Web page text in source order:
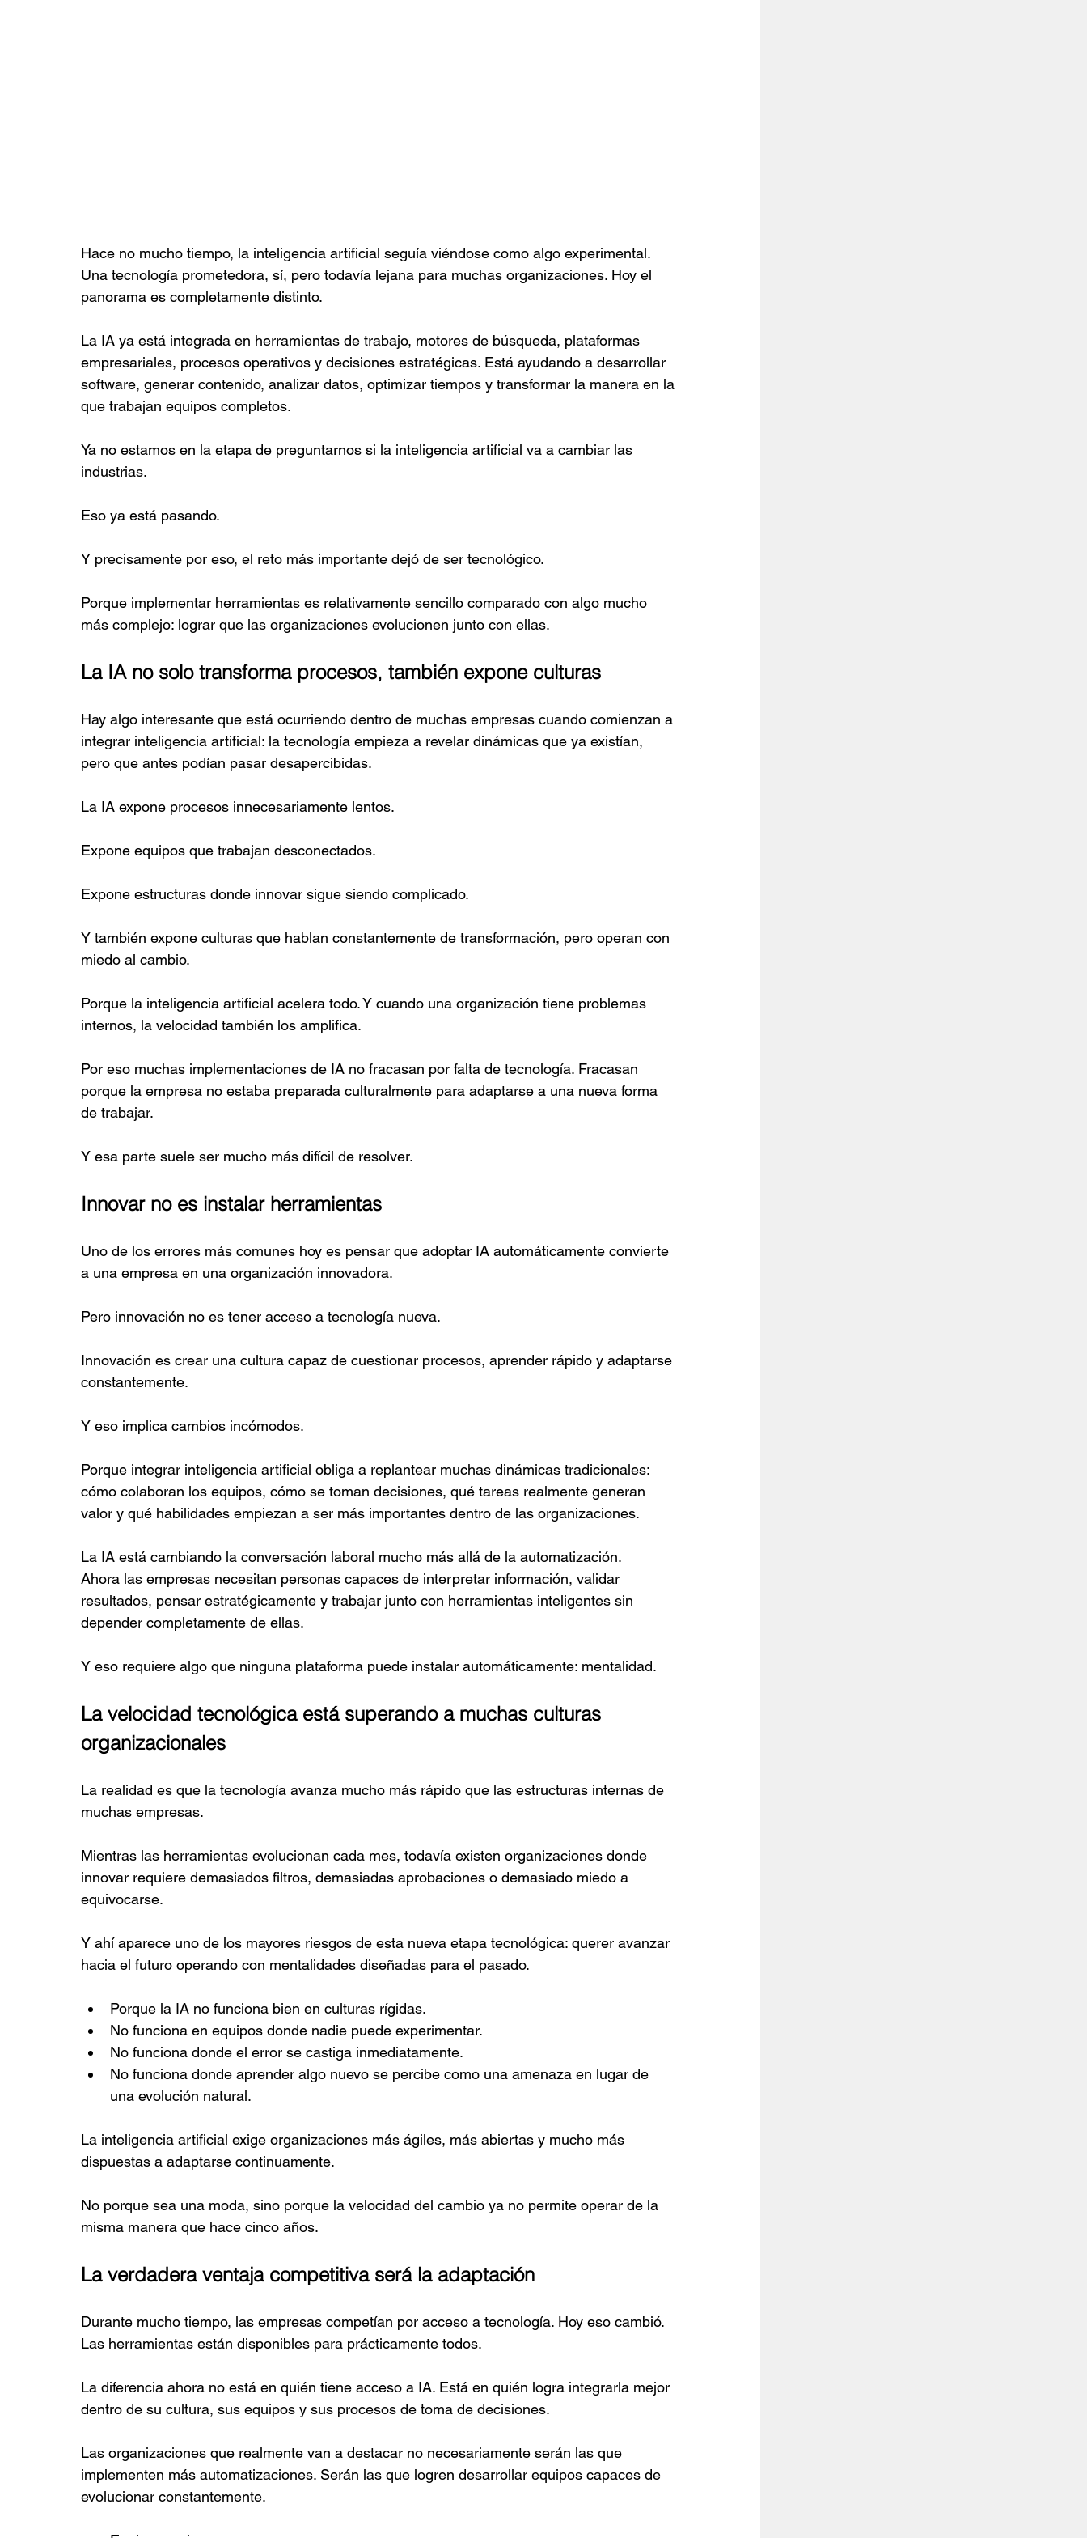
Hace no mucho tiempo, la inteligencia artificial seguía viéndose como algo experimental.
Una tecnología prometedora, sí, pero todavía lejana para muchas organizaciones. Hoy el
panorama es completamente distinto.
La IA ya está integrada en herramientas de trabajo, motores de búsqueda, plataformas
empresariales, procesos operativos y decisiones estratégicas. Está ayudando a desarrollar
software, generar contenido, analizar datos, optimizar tiempos y transformar la manera en la
que trabajan equipos completos.
Ya no estamos en la etapa de preguntarnos si la inteligencia artificial va a cambiar las
industrias.
Eso ya está pasando.
Y precisamente por eso, el reto más importante dejó de ser tecnológico.
Porque implementar herramientas es relativamente sencillo comparado con algo mucho
más complejo: lograr que las organizaciones evolucionen junto con ellas.
La IA no solo transforma procesos, también expone culturas
Hay algo interesante que está ocurriendo dentro de muchas empresas cuando comienzan a
integrar inteligencia artificial: la tecnología empieza a revelar dinámicas que ya existían,
pero que antes podían pasar desapercibidas.
La IA expone procesos innecesariamente lentos.
Expone equipos que trabajan desconectados.
Expone estructuras donde innovar sigue siendo complicado.
Y también expone culturas que hablan constantemente de transformación, pero operan con
miedo al cambio.
Porque la inteligencia artificial acelera todo. Y cuando una organización tiene problemas
internos, la velocidad también los amplifica.
Por eso muchas implementaciones de IA no fracasan por falta de tecnología. Fracasan
porque la empresa no estaba preparada culturalmente para adaptarse a una nueva forma
de trabajar.
Y esa parte suele ser mucho más difícil de resolver.
Innovar no es instalar herramientas
Uno de los errores más comunes hoy es pensar que adoptar IA automáticamente convierte
a una empresa en una organización innovadora.
Pero innovación no es tener acceso a tecnología nueva.
Innovación es crear una cultura capaz de cuestionar procesos, aprender rápido y adaptarse
constantemente.
Y eso implica cambios incómodos.
Porque integrar inteligencia artificial obliga a replantear muchas dinámicas tradicionales:
cómo colaboran los equipos, cómo se toman decisiones, qué tareas realmente generan
valor y qué habilidades empiezan a ser más importantes dentro de las organizaciones.
La IA está cambiando la conversación laboral mucho más allá de la automatización.
Ahora las empresas necesitan personas capaces de interpretar información, validar
resultados, pensar estratégicamente y trabajar junto con herramientas inteligentes sin
depender completamente de ellas.
Y eso requiere algo que ninguna plataforma puede instalar automáticamente: mentalidad.
La velocidad tecnológica está superando a muchas culturas
organizacionales
La realidad es que la tecnología avanza mucho más rápido que las estructuras internas de
muchas empresas.
Mientras las herramientas evolucionan cada mes, todavía existen organizaciones donde
innovar requiere demasiados filtros, demasiadas aprobaciones o demasiado miedo a
equivocarse.
Y ahí aparece uno de los mayores riesgos de esta nueva etapa tecnológica: querer avanzar
hacia el futuro operando con mentalidades diseñadas para el pasado.
Porque la IA no funciona bien en culturas rígidas.
No funciona en equipos donde nadie puede experimentar.
No funciona donde el error se castiga inmediatamente.
No funciona donde aprender algo nuevo se percibe como una amenaza en lugar de
una evolución natural.
La inteligencia artificial exige organizaciones más ágiles, más abiertas y mucho más
dispuestas a adaptarse continuamente.
No porque sea una moda, sino porque la velocidad del cambio ya no permite operar de la
misma manera que hace cinco años.
La verdadera ventaja competitiva será la adaptación
Durante mucho tiempo, las empresas competían por acceso a tecnología. Hoy eso cambió.
Las herramientas están disponibles para prácticamente todos.
La diferencia ahora no está en quién tiene acceso a IA. Está en quién logra integrarla mejor
dentro de su cultura, sus equipos y sus procesos de toma de decisiones.
Las organizaciones que realmente van a destacar no necesariamente serán las que
implementen más automatizaciones. Serán las que logren desarrollar equipos capaces de
evolucionar constantemente.